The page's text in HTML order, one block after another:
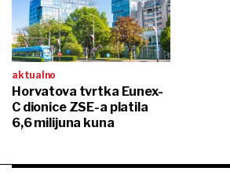
aktualno
Horvatova tvrtka Eunex-
C dionice ZSE-a platila
6,6 milijuna kuna